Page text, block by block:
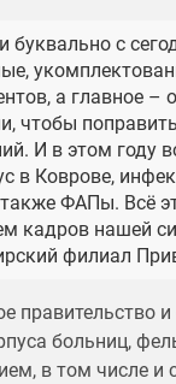
буквально с
а главное –
чтобы
И в этом году
в Коврове,
ФАПы. Всё
кадров нашей
филиал
больниц,
в том числе и